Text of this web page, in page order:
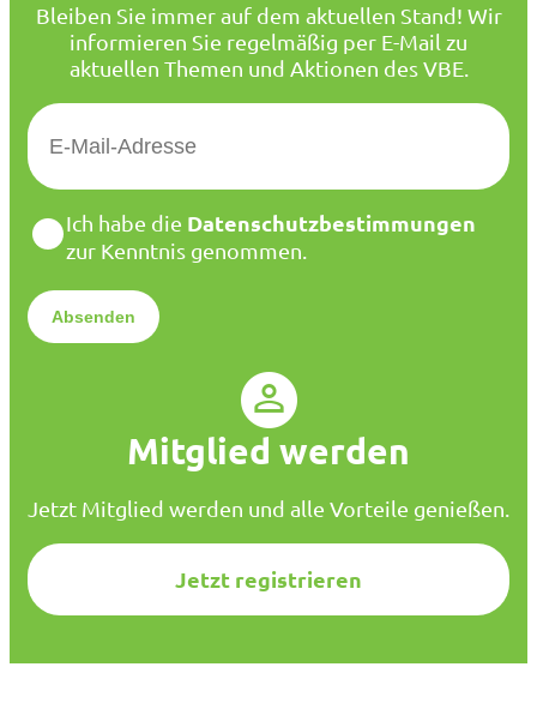
Bleiben Sie immer auf dem aktuellen Stand! Wir
informieren Sie regelmäßig per E-Mail zu
aktuellen Themen und Aktionen des VBE.
E
M
*
D
a
e
n
*
Ich habe die Datenschutzbestimmungen
zur Kenntnis genommen.
Mitglied werden
Jetzt Mitglied werden und alle Vorteile genießen.
Jetzt registrieren